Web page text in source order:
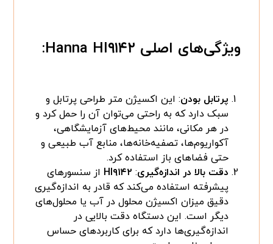
ویژگی‌های اصلی Hanna HI۹۱۴۲:
پرتابل بودن: این اکسیژن متر طراحی پرتابل و
سبک دارد که به راحتی می‌توان آن را حمل کرد و
در هر مکانی، مانند محیط‌های آزمایشگاهی،
آکواریوم‌ها، تصفیه‌خانه‌ها، منابع آب طبیعی و
حتی فضاهای باز استفاده کرد.
دقت بالا در اندازه‌گیری: HI۹۱۴۲ از سنسورهای
پیشرفته استفاده می‌کند که قادر به اندازه‌گیری
دقیق میزان اکسیژن محلول در آب یا محلول‌های
دیگر است. این دستگاه دقت بالایی در
اندازه‌گیری‌ها دارد که برای کاربردهای حساس